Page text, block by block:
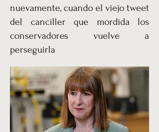
nuevamente, cuando el viejo tweet
del canciller que mordida los
conservadores vuelve a
perseguirla